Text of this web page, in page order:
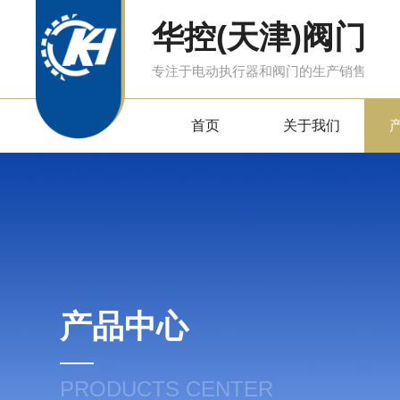
华控(天津)阀门
专注于电动执行器和阀门的生产销售
首页 关于我们
产品中心
PRODUCTS CENTER